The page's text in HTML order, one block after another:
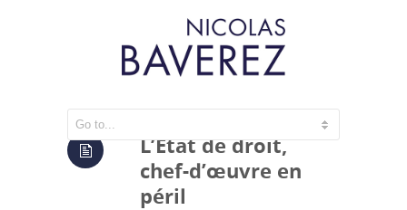
L’Etat de droit,
chef-d’œuvre en
péril